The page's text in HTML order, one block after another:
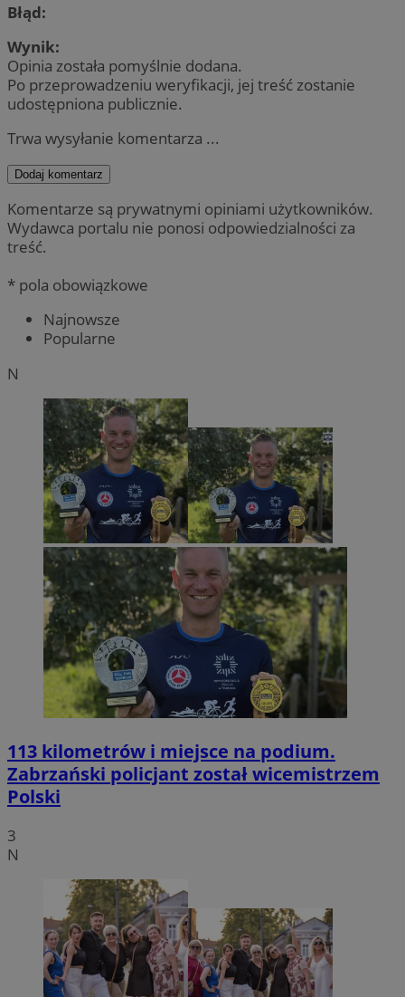
Błąd:
Wynik:
Opinia została pomyślnie dodana.
Po przeprowadzeniu weryfikacji, jej treść zostanie
udostępniona publicznie.
Trwa wysyłanie komentarza ...
Dodaj komentarz
Komentarze są prywatnymi opiniami użytkowników.
Wydawca portalu nie ponosi odpowiedzialności za
treść.
* pola obowiązkowe
Najnowsze
Popularne
N
113 kilometrów i miejsce na podium.
Zabrzański policjant został wicemistrzem
Polski
3
N